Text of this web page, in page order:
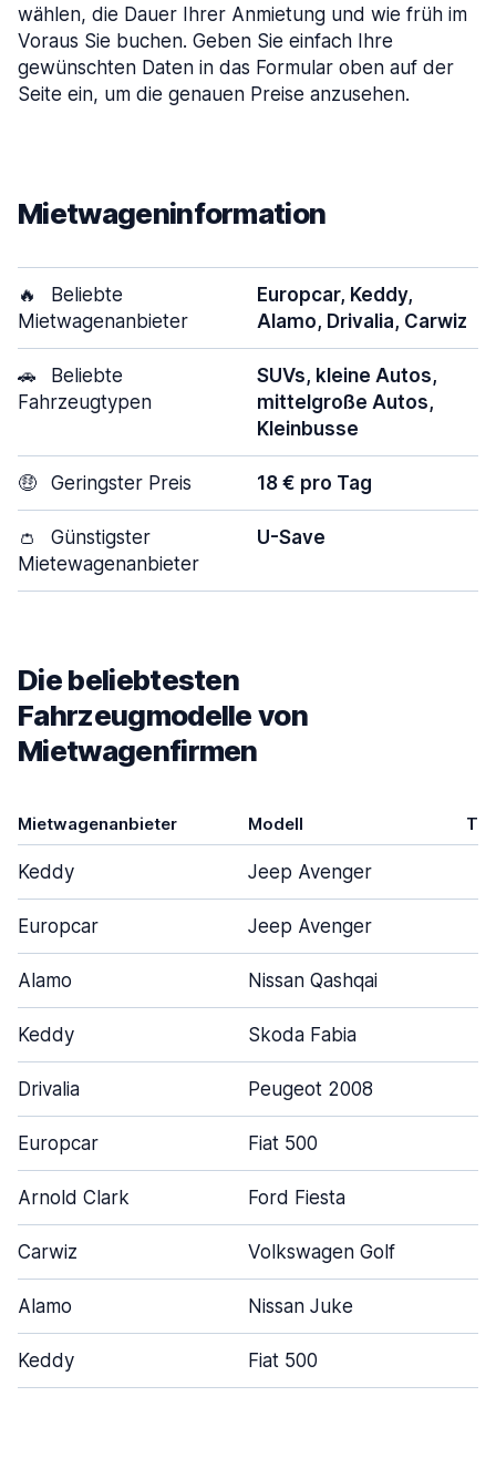
wählen, die Dauer Ihrer Anmietung und wie früh im
Voraus Sie buchen. Geben Sie einfach Ihre
gewünschten Daten in das Formular oben auf der
Seite ein, um die genauen Preise anzusehen.
Mietwageninformation
🔥
Beliebte
Mietwagenanbieter
Europcar, Keddy,
Alamo, Drivalia, Carwiz
🚗
Beliebte
Fahrzeugtypen
SUVs, kleine Autos,
mittelgroße Autos,
Kleinbusse
🤑 Geringster Preis 18 € pro Tag
👛
Günstigster
Mietewagenanbieter
U-Save
Die beliebtesten
Fahrzeugmodelle von
Mietwagenfirmen
Mietwagenanbieter Modell
Keddy Jeep Avenger
Europcar Jeep Avenger
Alamo Nissan Qashqai
Keddy Skoda Fabia
Drivalia Peugeot 2008
Europcar Fiat 500
Arnold Clark Ford Fiesta
Carwiz Volkswagen Golf
Alamo Nissan Juke
Keddy Fiat 500